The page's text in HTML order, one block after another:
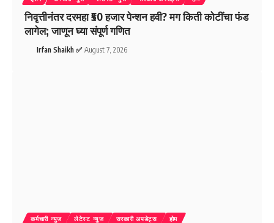
निवृत्तीनंतर दरमहा ₹50 हजार पेन्शन हवी? मग किती कोटींचा फंड
लागेल; जाणून घ्या संपूर्ण गणित
Irfan Shaikh ✅ August 7, 2026
कर्मचारी न्युज लेटेस्ट न्युज सरकारी अपडेट्स होम